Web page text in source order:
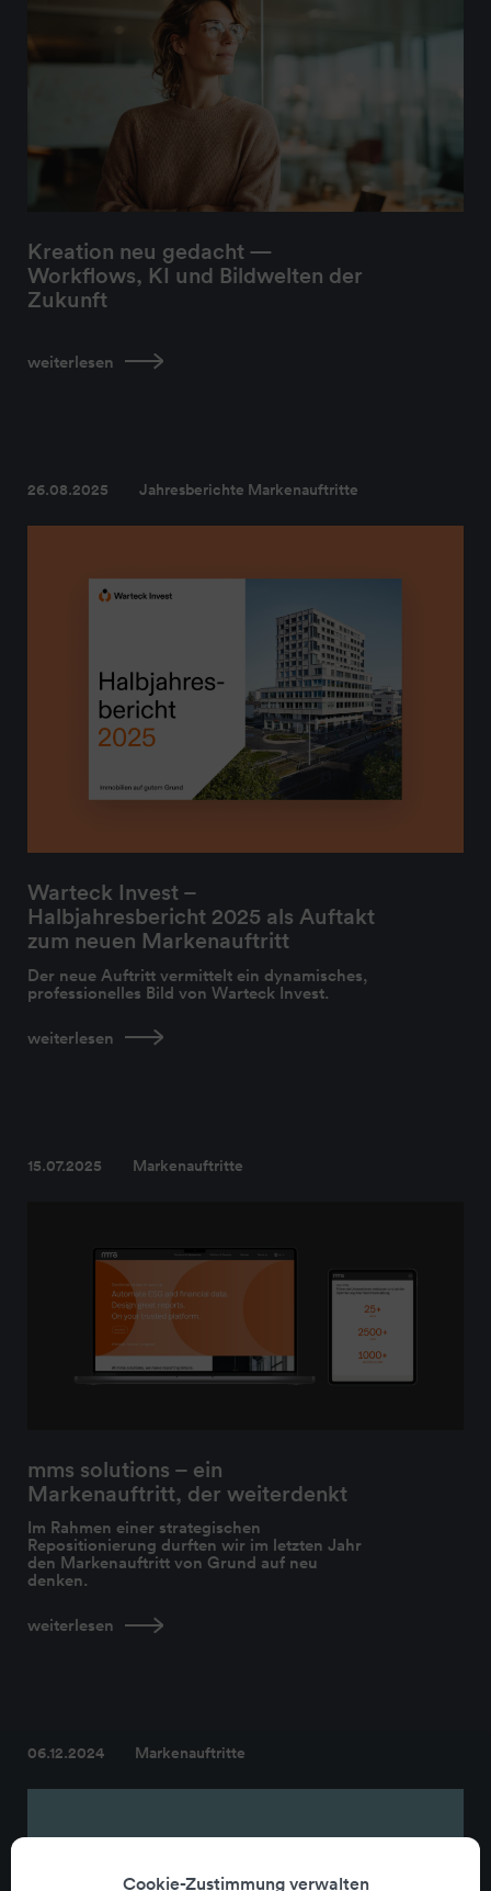
Kreation neu gedacht —
Workflows, KI und Bildwelten der
Zukunft
weiterlesen
26.08.2025 Jahresberichte Markenauftritte
Warteck Invest –
Halbjahresbericht 2025 als Auftakt
zum neuen Markenauftritt
Der neue Auftritt vermittelt ein dynamisches,
professionelles Bild von Warteck Invest.
weiterlesen
15.07.2025 Markenauftritte
mms solutions – ein
Markenauftritt, der weiterdenkt
Im Rahmen einer strategischen
Repositionierung durften wir im letzten Jahr
den Markenauftritt von Grund auf neu
denken.
weiterlesen
06.12.2024 Markenauftritte
Cookie-Zustimmung verwalten